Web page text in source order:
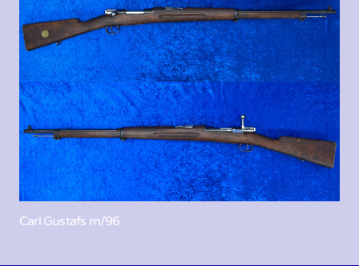
Carl Gustafs m/96